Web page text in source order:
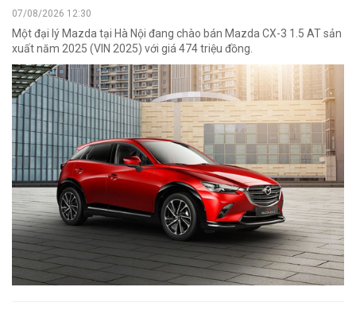
07/08/2026 12:30
Một đại lý Mazda tại Hà Nội đang chào bán Mazda CX-3 1.5 AT sản
xuất năm 2025 (VIN 2025) với giá 474 triệu đồng.